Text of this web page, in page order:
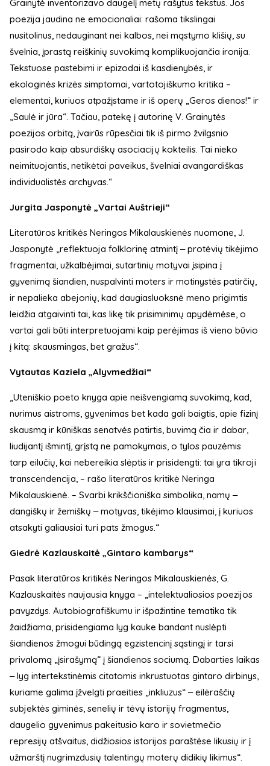
Grainytė inventorizavo daugelį metų rašytus tekstus. Jos
poezija jaudina ne emocionaliai: rašoma tikslingai
nusitolinus, nedauginant nei kalbos, nei mąstymo klišių, su
švelnia, įprastą reiškinių suvokimą komplikuojančia ironija.
Tekstuose pastebimi ir epizodai iš kasdienybės, ir
ekologinės krizės simptomai, vartotojiškumo kritika –
elementai, kuriuos atpažįstame ir iš operų „Geros dienos!“ ir
„Saulė ir jūra“. Tačiau, patekę į autorinę V. Grainytės
poezijos orbitą, įvairūs rūpesčiai tik iš pirmo žvilgsnio
pasirodo kaip absurdiškų asociacijų kokteilis. Tai nieko
neimituojantis, netikėtai paveikus, švelniai avangardiškas
individualistės archyvas.“
Jurgita Jasponytė „Vartai Auštrieji“
Literatūros kritikės Neringos Mikalauskienės nuomone, J.
Jasponytė „reflektuoja folklorinę atmintį ‒ protėvių tikėjimo
fragmentai, užkalbėjimai, sutartinių motyvai įsipina į
gyvenimą šiandien, nuspalvinti moters ir motinystės patirčių,
ir nepalieka abejonių, kad daugiasluoksnė meno prigimtis
leidžia atgaivinti tai, kas likę tik prisiminimų apydėmėse, o
vartai gali būti interpretuojami kaip perėjimas iš vieno būvio
į kitą: skausmingas, bet gražus“.
Vytautas Kaziela „Alyvmedžiai“
„Uteniškio poeto knyga apie neišvengiamą suvokimą, kad,
nurimus aistroms, gyvenimas bet kada gali baigtis, apie fizinį
skausmą ir kūniškas senatvės patirtis, buvimą čia ir dabar,
liudijantį išmintį, grįstą ne pamokymais, o tylos pauzėmis
tarp eilučių, kai nebereikia slėptis ir prisidengti: tai yra tikroji
transcendencija, – rašo literatūros kritikė Neringa
Mikalauskienė. – Svarbi krikščioniška simbolika, namų ‒
dangiškų ir žemiškų ‒ motyvas, tikėjimo klausimai, į kuriuos
atsakyti galiausiai turi pats žmogus.“
Giedrė Kazlauskaitė „Gintaro kambarys“
Pasak literatūros kritikės Neringos Mikalauskienės, G.
Kazlauskaitės naujausia knyga – „intelektualiosios poezijos
pavyzdys. Autobiografiškumu ir išpažintine tematika tik
žaidžiama, prisidengiama lyg kauke bandant nuslėpti
šiandienos žmogui būdingą egzistencinį sąstingį ir tarsi
privalomą „įsirašymą“ į šiandienos sociumą. Dabarties laikas
‒ lyg intertekstinėmis citatomis inkrustuotas gintaro dirbinys,
kuriame galima įžvelgti praeities „inkliuzus“ ‒ eilėraščių
subjektės giminės, senelių ir tėvų istorijų fragmentus,
daugelio gyvenimus pakeitusio karo ir sovietmečio
represijų atšvaitus, didžiosios istorijos paraštėse likusių ir į
užmarštį nugrimzdusių talentingų moterų didikių likimus“.